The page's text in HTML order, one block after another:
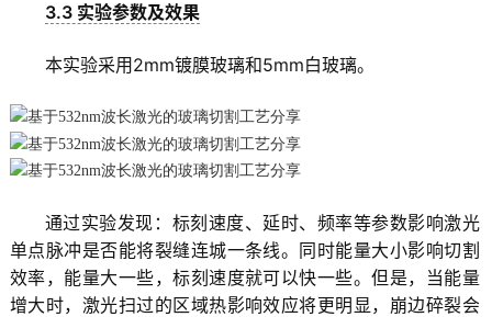
3.3 实验参数及效果
本实验采用2mm镀膜玻璃和5mm白玻璃。
通过实验发现：标刻速度、延时、频率等参数影响激光
单点脉冲是否能将裂缝连城一条线。同时能量大小影响切割
效率，能量大一些，标刻速度就可以快一些。但是，当能量
增大时，激光扫过的区域热影响效应将更明显，崩边碎裂会